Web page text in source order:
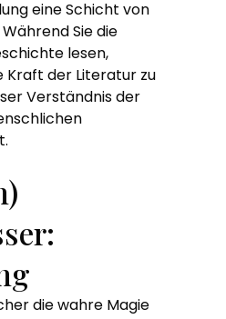
eine Schicht von
Sie die
lesen,
Kraft der Literatur zu
Verständnis der
die wahre Magie